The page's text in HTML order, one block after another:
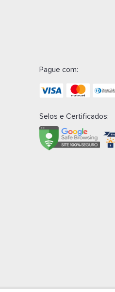
Pague com:
Selos e Certificados: